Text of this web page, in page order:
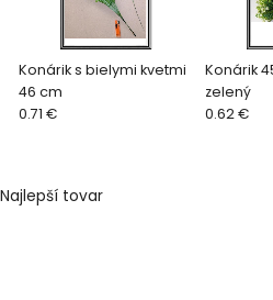
Konárik s bielymi kvetmi
46 cm
0.71 €
Konárik
zelený
0.62 €
Najlepší tovar